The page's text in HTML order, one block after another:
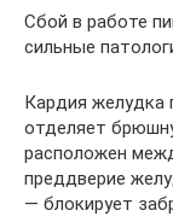
Сбой в работе
сильные
Кардия желудка
отделяет
расположен
преддверие
— блокирует